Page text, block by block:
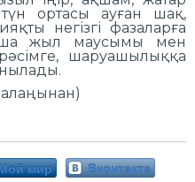
ортасы ауған шақ,
негізгі фазаларға
жыл маусымы мен
шаруашылыққа
мир
Вконтакте